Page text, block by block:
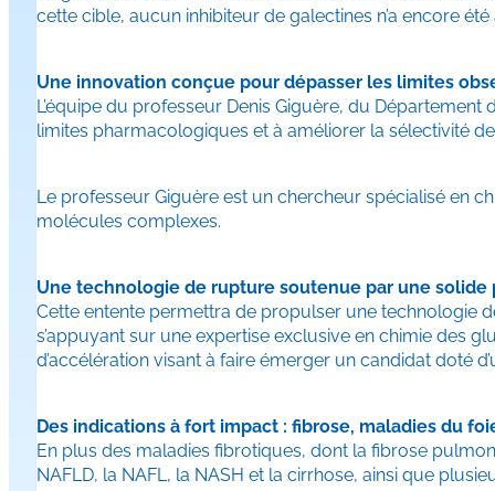
cette cible, aucun inhibiteur de galectines n’a encore
Une innovation conçue pour dépasser les limites
L’équipe du professeur Denis Giguère, du
limites pharmacologiques et à améliorer la sélectivité
Le professeur Giguère est un chercheur spécialisé en
molécules complexes.
Une technologie de rupture soutenue par une
Cette entente permettra de propulser une technologie
s’appuyant sur une expertise exclusive en chimie des
d’accélération visant à faire émerger un candidat doté
Des indications à fort impact : fibrose, maladies du
En plus des maladies fibrotiques, dont la fibrose
NAFLD, la NAFL, la NASH et la cirrhose, ainsi que